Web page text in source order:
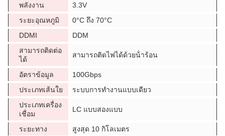
พลังงาน
3.3V
ระยะอุณหภูมิ
0°C ถึง 70°C
DDMI
DDM
สามารถติดต่อ
ได้
สามารถติดไฟได้ด้วยน้ําร้อน
อัตราข้อมูล
100Gbps
ประเภทเส้นใย
ระบบการทํางานแบบเดียว
ประเภทเครื่อง
เชื่อม
LC แบบสองแบบ
ระยะทาง สูงสุด 10 กิโลเมตร